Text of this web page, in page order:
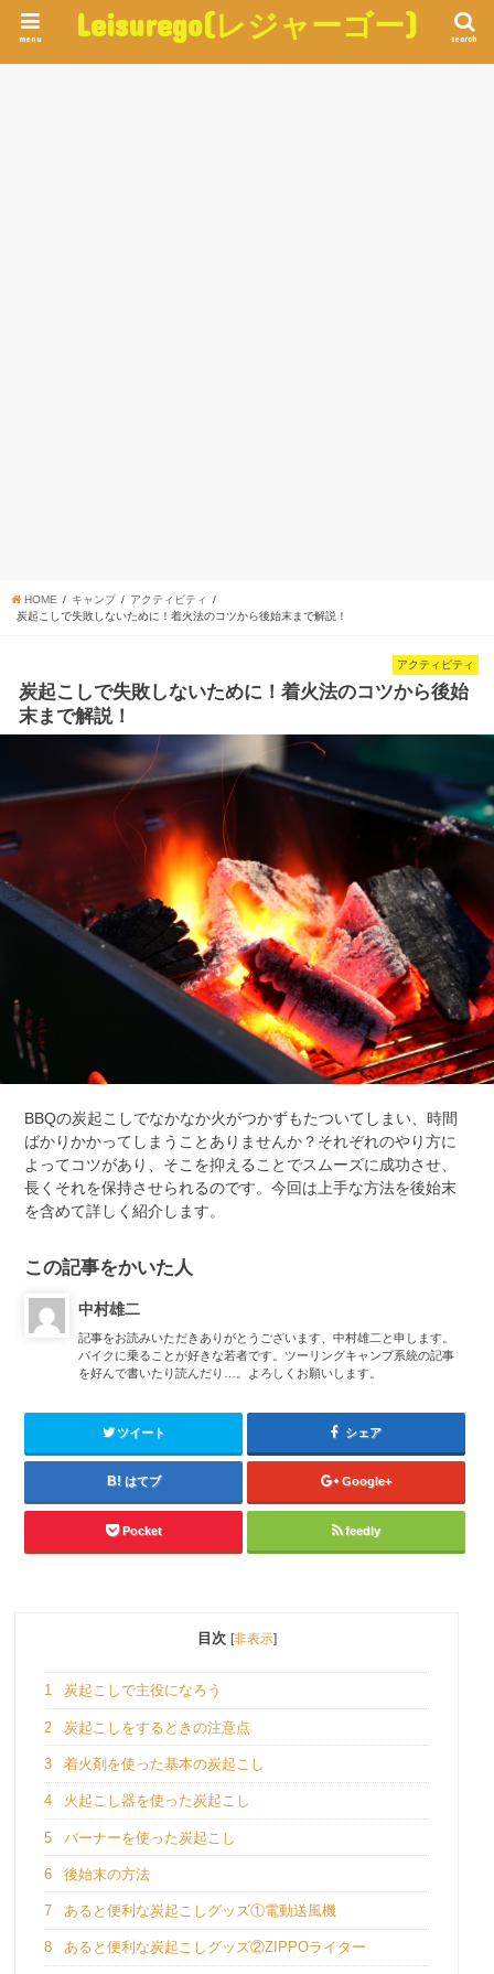
Leisurego(レジャーゴー) search
menu
HOME キャンプ
アクティビティ
炭起こしで失敗しないために！着火法のコツから後始末まで解説！
アクティビティ
炭起こしで失敗しないために！着火法のコツから後始
末まで解説！
BBQの炭起こしでなかなか火がつかずもたついてしまい、時間
ばかりかかってしまうことありませんか？それぞれのやり方に
よってコツがあり、そこを抑えることでスムーズに成功させ、
長くそれを保持させられるのです。今回は上手な方法を後始末
を含めて詳しく紹介します。
この記事をかいた人
中村雄二
記事をお読みいただきありがとうございます、中村雄二と申します。
バイクに乗ることが好きな若者です。ツーリングキャンプ系統の記事
を好んで書いたり読んだり…。よろしくお願いします。
ツイート シェア
はてブ Google+
Pocket feedly
目次 [非表示]
1 炭起こしで主役になろう
2 炭起こしをするときの注意点
3 着火剤を使った基本の炭起こし
4 火起こし器を使った炭起こし
5 バーナーを使った炭起こし
6 後始末の方法
7 あると便利な炭起こしグッズ①電動送風機
8 あると便利な炭起こしグッズ②ZIPPOライター